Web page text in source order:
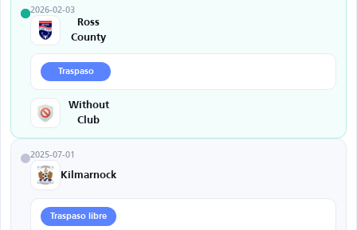
2026-02-03
Ross
County
Traspaso
Without
Club
2025-07-01
Kilmarnock
Traspaso libre